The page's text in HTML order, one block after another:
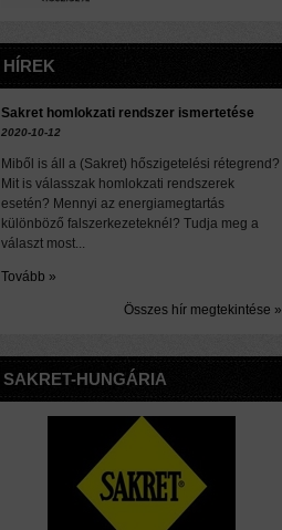
HÍREK
Sakret homlokzati rendszer ismertetése
2020-10-12
Miből is áll a (Sakret) hőszigetelési rétegrend?
Mit is válasszak homlokzati rendszerek
esetén? Mennyi az energiamegtartás
különböző falszerkezeteknél? Tudja meg a
választ most...
Tovább »
Összes hír megtekintése »
SAKRET-HUNGÁRIA